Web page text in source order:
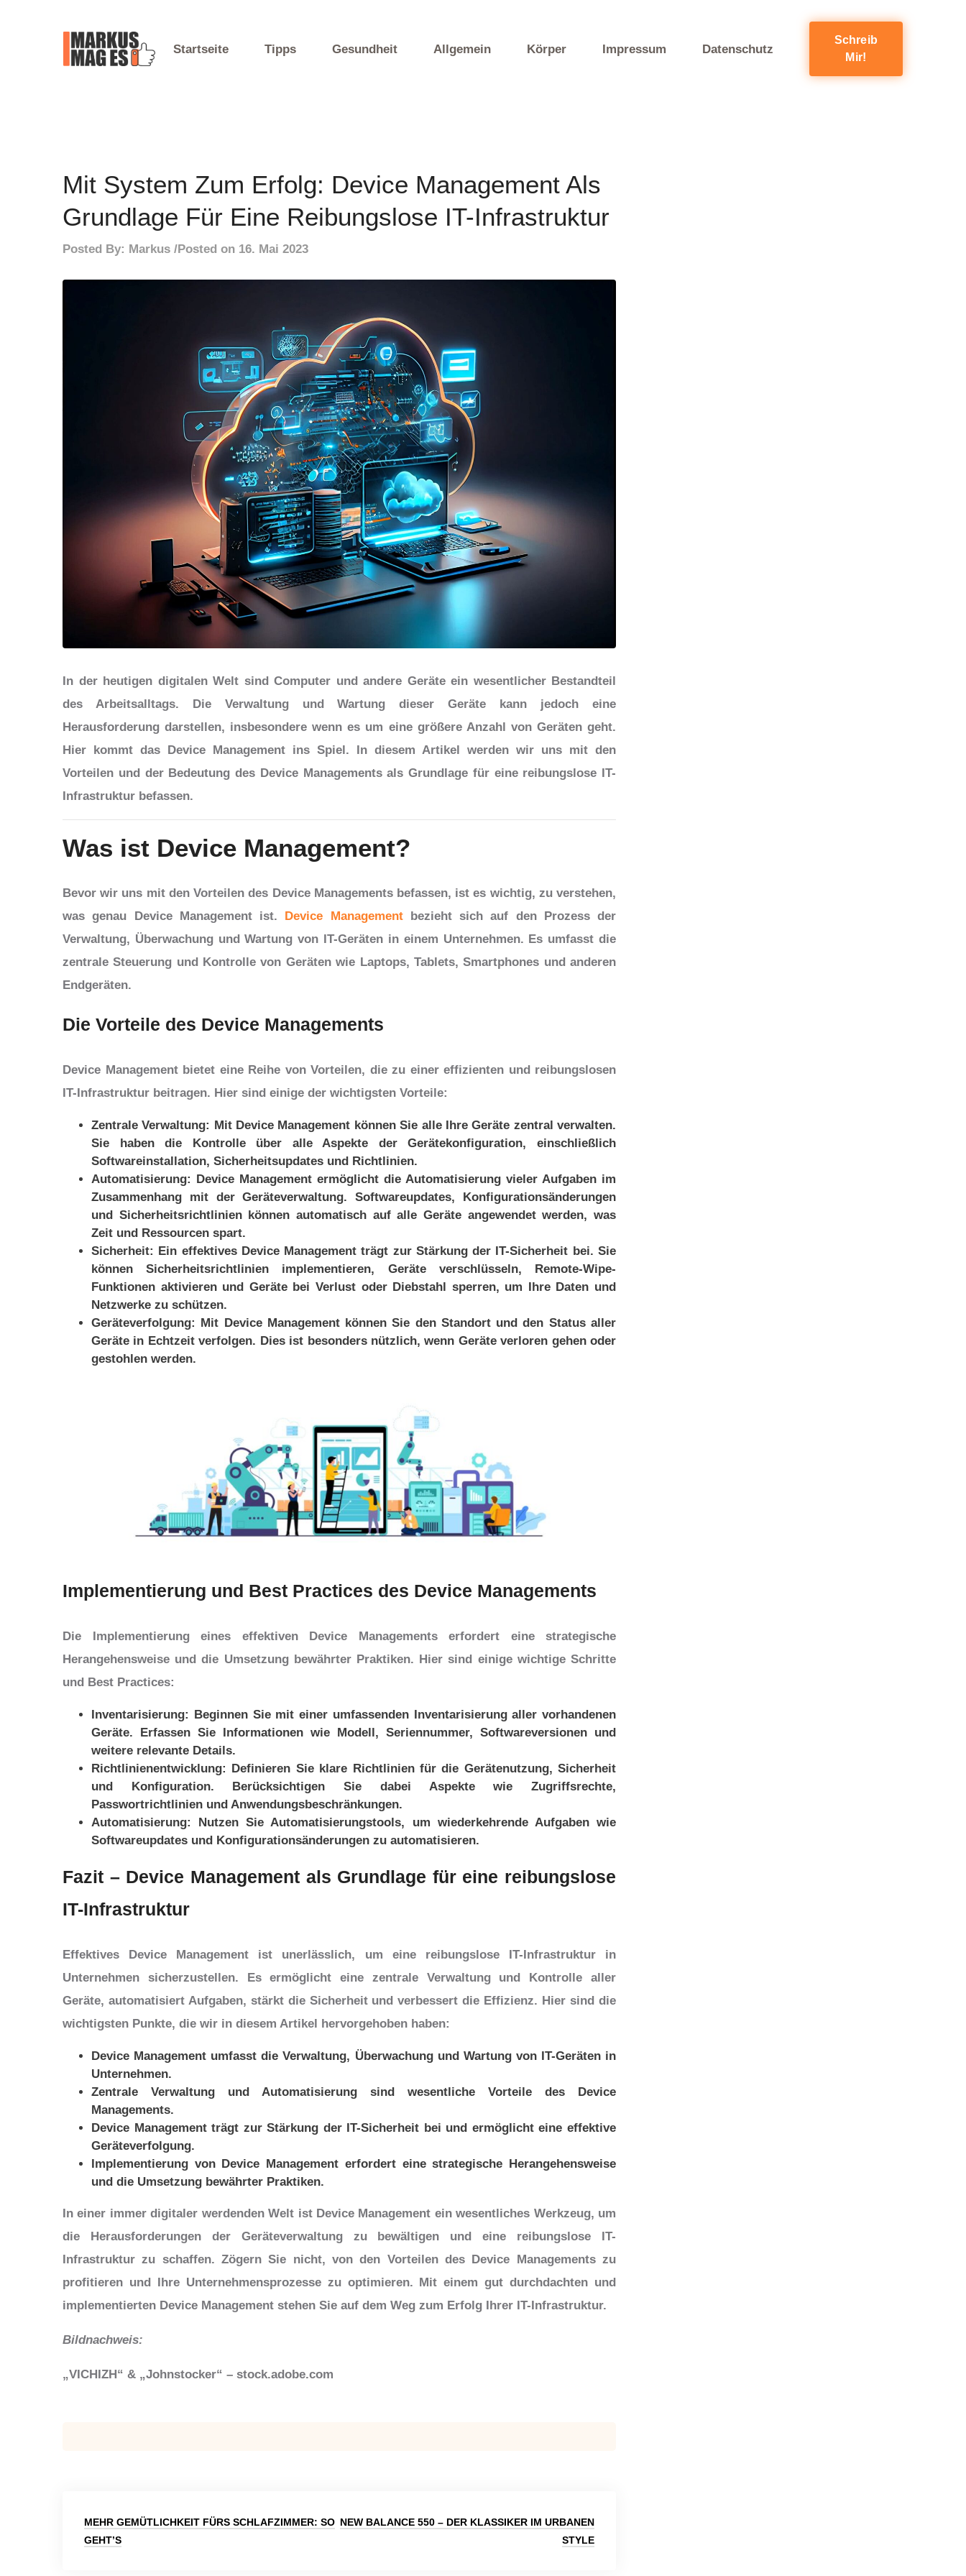
Startseite Tipps Gesundheit Allgemein Körper Impressum Datenschutz
Schreib
Mir!
Mit System Zum Erfolg: Device Management Als
Grundlage Für Eine Reibungslose IT-Infrastruktur
Posted By: Markus Posted on 16. Mai 2023
In der heutigen digitalen Welt sind Computer und andere Geräte ein wesentlicher Bestandteil
des Arbeitsalltags. Die Verwaltung und Wartung dieser Geräte kann jedoch eine
Herausforderung darstellen, insbesondere wenn es um eine größere Anzahl von Geräten geht.
Hier kommt das Device Management ins Spiel. In diesem Artikel werden wir uns mit den
Vorteilen und der Bedeutung des Device Managements als Grundlage für eine reibungslose IT-
Infrastruktur befassen.
Was ist Device Management?
Bevor wir uns mit den Vorteilen des Device Managements befassen, ist es wichtig, zu verstehen,
was genau Device Management ist.
Device Managementbezieht sich auf den Prozess der
Verwaltung, Überwachung und Wartung von IT-Geräten in einem Unternehmen. Es umfasst die
zentrale Steuerung und Kontrolle von Geräten wie Laptops, Tablets, Smartphones und anderen
Endgeräten.
Die Vorteile des Device Managements
Device Management bietet eine Reihe von Vorteilen, die zu einer effizienten und reibungslosen
IT-Infrastruktur beitragen. Hier sind einige der wichtigsten Vorteile:
Zentrale Verwaltung: Mit Device Management können Sie alle Ihre Geräte zentral verwalten.
Sie haben die Kontrolle über alle Aspekte der Gerätekonfiguration, einschließlich
Softwareinstallation, Sicherheitsupdates und Richtlinien.
Automatisierung: Device Management ermöglicht die Automatisierung vieler Aufgaben im
Zusammenhang mit der Geräteverwaltung. Softwareupdates, Konfigurationsänderungen
und Sicherheitsrichtlinien können automatisch auf alle Geräte angewendet werden, was
Zeit und Ressourcen spart.
Sicherheit: Ein effektives Device Management trägt zur Stärkung der IT-Sicherheit bei. Sie
können Sicherheitsrichtlinien implementieren, Geräte verschlüsseln, Remote-Wipe-
Funktionen aktivieren und Geräte bei Verlust oder Diebstahl sperren, um Ihre Daten und
Netzwerke zu schützen.
Geräteverfolgung: Mit Device Management können Sie den Standort und den Status aller
Geräte in Echtzeit verfolgen. Dies ist besonders nützlich, wenn Geräte verloren gehen oder
gestohlen werden.
Implementierung und Best Practices des Device Managements
Die Implementierung eines effektiven Device Managements erfordert eine strategische
Herangehensweise und die Umsetzung bewährter Praktiken. Hier sind einige wichtige Schritte
und Best Practices:
Inventarisierung: Beginnen Sie mit einer umfassenden Inventarisierung aller vorhandenen
Geräte. Erfassen Sie Informationen wie Modell, Seriennummer, Softwareversionen und
weitere relevante Details.
Richtlinienentwicklung: Definieren Sie klare Richtlinien für die Gerätenutzung, Sicherheit
und Konfiguration. Berücksichtigen Sie dabei Aspekte wie Zugriffsrechte,
Passwortrichtlinien und Anwendungsbeschränkungen.
Automatisierung: Nutzen Sie Automatisierungstools, um wiederkehrende Aufgaben wie
Softwareupdates und Konfigurationsänderungen zu automatisieren.
Fazit – Device Management als Grundlage für eine reibungslose
IT-Infrastruktur
Effektives Device Management ist unerlässlich, um eine reibungslose IT-Infrastruktur in
Unternehmen sicherzustellen. Es ermöglicht eine zentrale Verwaltung und Kontrolle aller
Geräte, automatisiert Aufgaben, stärkt die Sicherheit und verbessert die Effizienz. Hier sind die
wichtigsten Punkte, die wir in diesem Artikel hervorgehoben haben:
Device Management umfasst die Verwaltung, Überwachung und Wartung von IT-Geräten in
Unternehmen.
Zentrale Verwaltung und Automatisierung sind wesentliche Vorteile des Device
Managements.
Device Management trägt zur Stärkung der IT-Sicherheit bei und ermöglicht eine effektive
Geräteverfolgung.
Implementierung von Device Management erfordert eine strategische Herangehensweise
und die Umsetzung bewährter Praktiken.
In einer immer digitaler werdenden Welt ist Device Management ein wesentliches Werkzeug, um
die Herausforderungen der Geräteverwaltung zu bewältigen und eine reibungslose IT-
Infrastruktur zu schaffen. Zögern Sie nicht, von den Vorteilen des Device Managements zu
profitieren und Ihre Unternehmensprozesse zu optimieren. Mit einem gut durchdachten und
implementierten Device Management stehen Sie auf dem Weg zum Erfolg Ihrer IT-Infrastruktur.
Bildnachweis:
„VICHIZH“ & „Johnstocker“ – stock.adobe.com
MEHR GEMÜTLICHKEIT FÜRS SCHLAFZIMMER: SO
GEHT’S
NEW BALANCE 550 – DER KLASSIKER IM URBANEN
STYLE